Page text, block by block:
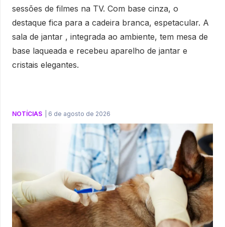
sessões de filmes na TV. Com base cinza, o
destaque fica para a cadeira branca, espetacular. A
sala de jantar , integrada ao ambiente, tem mesa de
base laqueada e recebeu aparelho de jantar e
cristais elegantes.
NOTÍCIAS 6 de agosto de 2026